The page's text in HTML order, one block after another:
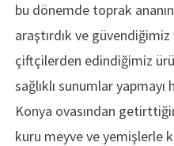
bu dönemde toprak
araştırdık ve güvendiğimiz
çiftçilerden edindiğimiz
sağlıklı sunumlar
Konya ovasından
kuru meyve ve yemişlerle